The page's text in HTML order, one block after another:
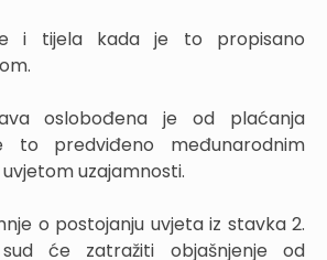
i tijela kada je to propisano
oslobođena je od plaćanja
to predviđeno međunarodnim
uzajamnosti.
o postojanju uvjeta iz stavka 2.
će zatražiti objašnjenje od